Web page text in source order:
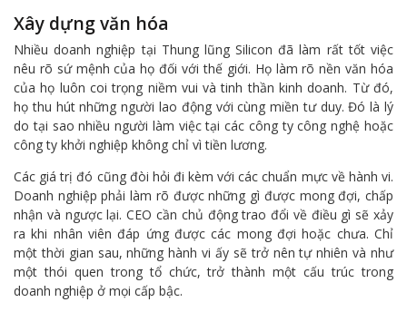
Xây dựng văn hóa
Nhiều doanh nghiệp tại Thung lũng Silicon đã làm rất tốt việc
nêu rõ sứ mệnh của họ đối với thế giới. Họ làm rõ nền văn hóa
của họ luôn coi trọng niềm vui và tinh thần kinh doanh. Từ đó,
họ thu hút những người lao động với cùng miền tư duy. Đó là lý
do tại sao nhiều người làm việc tại các công ty công nghệ hoặc
công ty khởi nghiệp không chỉ vì tiền lương.
Các giá trị đó cũng đòi hỏi đi kèm với các chuẩn mực về hành vi.
Doanh nghiệp phải làm rõ được những gì được mong đợi, chấp
nhận và ngược lại. CEO cần chủ động trao đổi về điều gì sẽ xảy
ra khi nhân viên đáp ứng được các mong đợi hoặc chưa. Chỉ
một thời gian sau, những hành vi ấy sẽ trở nên tự nhiên và như
một thói quen trong tổ chức, trở thành một cấu trúc trong
doanh nghiệp ở mọi cấp bậc.